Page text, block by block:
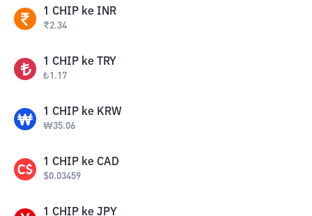
1 CHIP ke INR
₹2.34
1 CHIP ke TRY
₺1.17
1 CHIP ke KRW
₩35.06
1 CHIP ke CAD
$0.03459
1 CHIP ke JPY